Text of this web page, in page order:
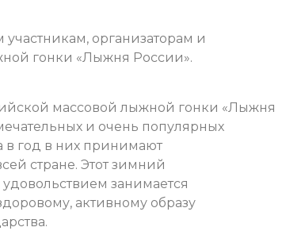
организаторам и
гонки «Лыжня России».
массовой лыжной гонки «Лыжня
и очень популярных
в год в них принимают
стране. Этот зимний
занимается
активному образу